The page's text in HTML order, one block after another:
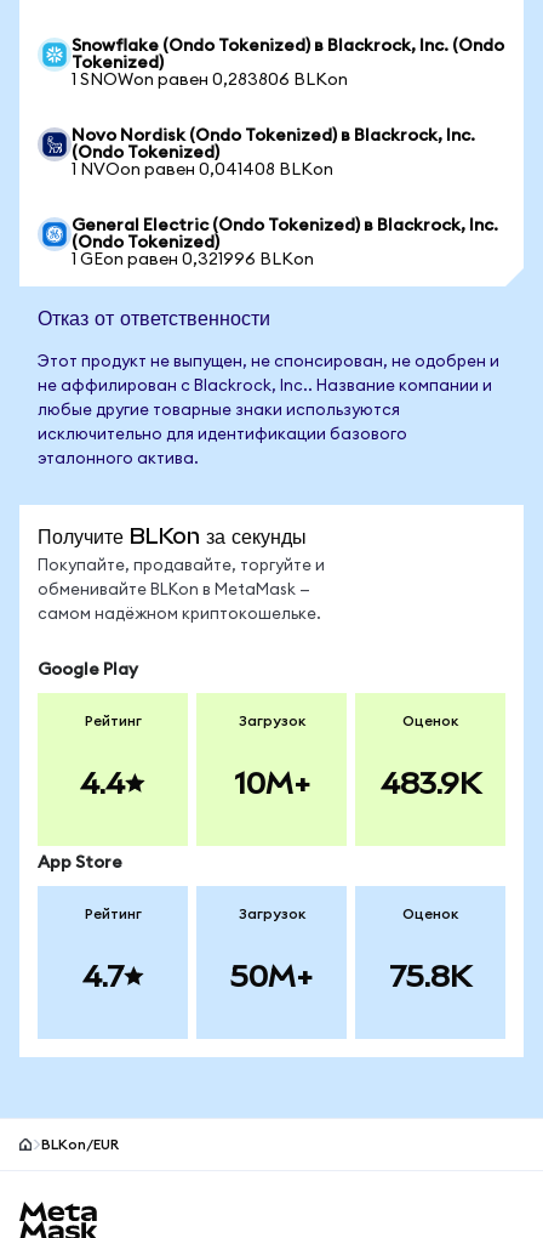
Snowflake (Ondo Tokenized) в Blackrock, Inc. (Ondo
Tokenized)
1 SNOWon равен 0,283806 BLKon
Novo Nordisk (Ondo Tokenized) в Blackrock, Inc.
(Ondo Tokenized)
1 NVOon равен 0,041408 BLKon
General Electric (Ondo Tokenized) в Blackrock, Inc.
(Ondo Tokenized)
1 GEon равен 0,321996 BLKon
Отказ от ответственности
Этот продукт не выпущен, не спонсирован, не одобрен и
не аффилирован с Blackrock, Inc.. Название компании и
любые другие товарные знаки используются
исключительно для идентификации базового
эталонного актива.
Получите BLKon за секунды
Покупайте, продавайте, торгуйте и
обменивайте BLKon в MetaMask —
самом надёжном криптокошельке.
Google Play
Рейтинг
4.4
Загрузок
10M+
Оценок
483.9K
App Store
Рейтинг
4.7
Загрузок
50M+
Оценок
75.8K
BLKon/EUR